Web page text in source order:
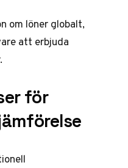
om löner globalt,
att erbjuda
för